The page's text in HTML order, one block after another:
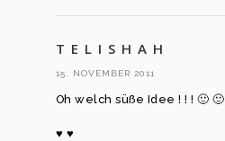
T E L I S H A H
15. NOVEMBER 2011
Oh welch süße Idee ! ! ! 🙂 🙂
♥ ♥